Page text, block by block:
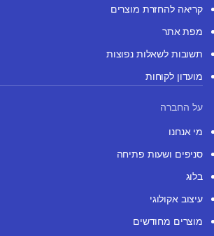
קריאה להחזרת מוצרים
מפת אתר
תשובות לשאלות נפוצות
מועדון לקוחות
על החברה
מי אנחנו
סניפים ושעות פתיחה
בלוג
עיצוב אקולוגי
מוצרים מחודשים